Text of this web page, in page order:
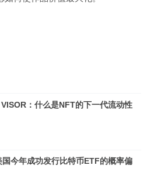
：什么是NFT的下一代流动性
国今年成功发行比特币ETF的概率偏